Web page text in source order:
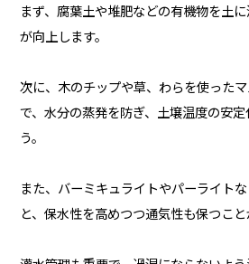
まず、腐葉土や堆肥などの有機物を土
が向上します。
次に、木のチップや草、わらを使った
で、水分の蒸発を防ぎ、土壌温度の安
う。
また、バーミキュライトやパーライト
と、保水性を高めつつ通気性も保つこと